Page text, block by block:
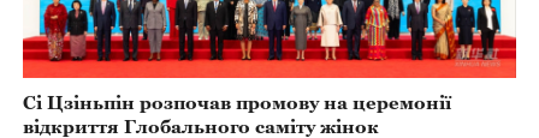
Сі Цзіньпін розпочав промову на церемонії
відкриття Глобального саміту жінок